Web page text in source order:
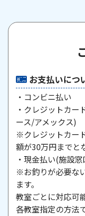
お支払いにつ
・コンビニ払い
・クレジットカー
ース/アメックス)
※クレジットカー
額が30万円までと
・現金払い(施設
※お釣りが必要な
ます。
教室ごとに対応可
各教室指定の方法